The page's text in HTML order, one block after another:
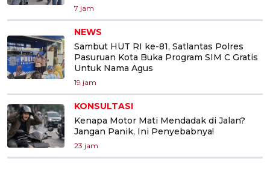
7 jam
NEWS
Sambut HUT RI ke-81, Satlantas Polres
Pasuruan Kota Buka Program SIM C Gratis
Untuk Nama Agus
19 jam
KONSULTASI
Kenapa Motor Mati Mendadak di Jalan?
Jangan Panik, Ini Penyebabnya!
23 jam